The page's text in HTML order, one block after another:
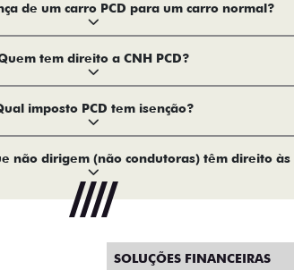
de um carro PCD para um carro normal?
tem direito a CNH PCD?
imposto PCD tem isenção?
não dirigem (não condutoras) têm direito às
SOLUÇÕES FINANCEIRAS